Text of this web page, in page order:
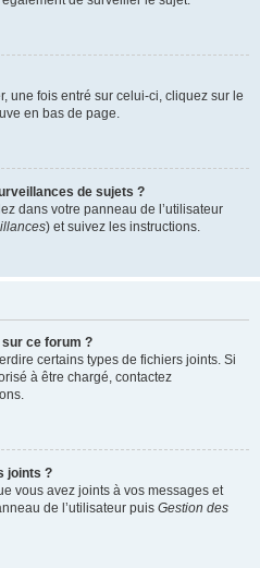
une fois entré sur celui-ci, cliquez sur le
en bas de page.
de sujets ?
dans votre panneau de l’utilisateur
) et suivez les instructions.
ce forum ?
certains types de fichiers joints. Si
à être chargé, contactez
joints ?
vous avez joints à vos messages et
de l’utilisateur puis Gestion des